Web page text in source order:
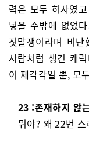
력은 모두 허사였
넣을 수밖에 없었
짓말쟁이라며 비
사람처럼 생긴 캐
이 제각각일 뿐, 모
23 :존재하지 않
뭐야? 왜 22번